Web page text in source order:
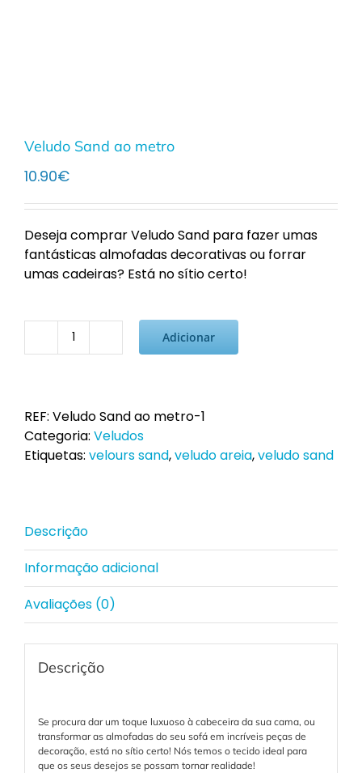
Veludo Sand ao metro
10.90€
Deseja comprar Veludo Sand para fazer umas
fantásticas almofadas decorativas ou forrar
umas cadeiras? Está no sítio certo!
Quantidade
ao
metro
Adicionar
REF: Veludo Sand ao metro-1
Categoria: Veludos
Etiquetas: velours sand,veludo areia,veludo sand
Descrição
Informação adicional
Avaliações (0)
Descrição
Se procura dar um toque luxuoso à cabeceira da sua cama, ou
transformar as almofadas do seu sofá em incríveis peças de
decoração, está no sítio certo! Nós temos o tecido ideal para
que os seus desejos se possam tornar realidade!